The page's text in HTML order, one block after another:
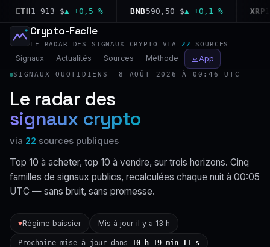
ETH1 913 $▲ +0,5 % BNB590,50 $▲ +0,1 % XRP
Crypto-Facile
LE RADAR DES SIGNAUX CRYPTO VIA 22 SOURCES
Signaux Actualités Sources Méthode App
SIGNAUX QUOTIDIENS —8 AOÛT 2026 À 00:46 UTC
Le radar des
signaux crypto
via 22 sources publiques
Top 10 à acheter, top 10 à vendre, sur trois horizons. Cinq
familles de signaux publics, recalculées chaque nuit à 00:05
UTC — sans bruit, sans promesse.
▼Régime baissier Mis à jour il y a 13 h
Prochaine mise à jour dans 10 h 19 min 10 s